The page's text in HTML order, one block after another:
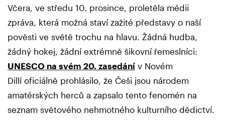
Včera, ve středu 10. prosince, proletěla médii
zpráva, která možná staví zažité představy o naší
pověsti ve světě trochu na hlavu. Žádná hudba,
žádný hokej, žádní extrémně šikovní řemeslníci:
UNESCO na svém 20. zasedání v Novém
Dillí oficiálně prohlásilo, že Češi jsou národem
amatérských herců a zapsalo tento fenomén na
seznam světového nehmotného kulturního dědictví.